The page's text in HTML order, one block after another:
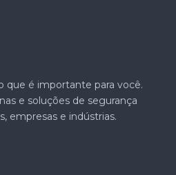
que é importante para você.
e soluções de segurança
empresas e indústrias.